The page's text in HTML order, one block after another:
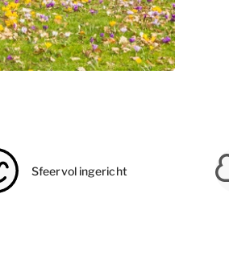
Sfeervol ingericht